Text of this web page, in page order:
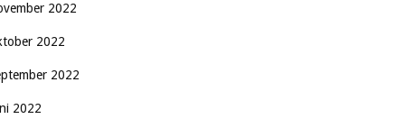
2022
2022
2022
2022